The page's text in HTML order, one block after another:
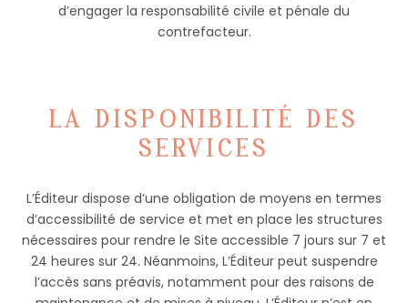
d’engager la responsabilité civile et pénale du
contrefacteur.
LA DISPONIBILITÉ DES
SERVICES
L’Éditeur dispose d’une obligation de moyens en termes
d’accessibilité de service et met en place les structures
nécessaires pour rendre le Site accessible 7 jours sur 7 et
24 heures sur 24. Néanmoins, L’Éditeur peut suspendre
l’accès sans préavis, notamment pour des raisons de